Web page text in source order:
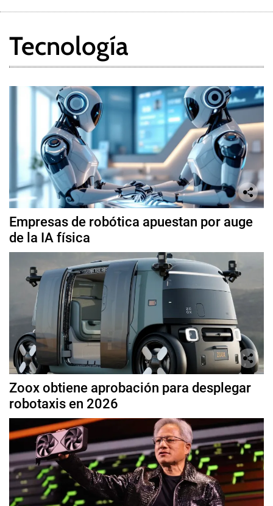
Tecnología
Empresas de robótica apuestan por auge
de la IA física
Zoox obtiene aprobación para desplegar
robotaxis en 2026